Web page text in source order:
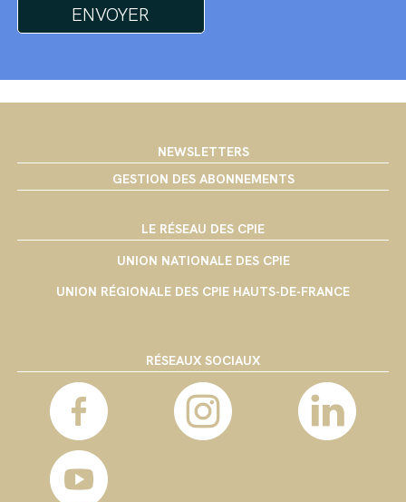
NEWSLETTERS
GESTION DES ABONNEMENTS
LE RÉSEAU DES CPIE
UNION NATIONALE DES CPIE
UNION RÉGIONALE DES CPIE HAUTS-DE-FRANCE
RÉSEAUX SOCIAUX